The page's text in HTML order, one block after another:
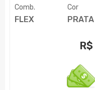
Comb.
FLEX
Cor
PRATA
R$